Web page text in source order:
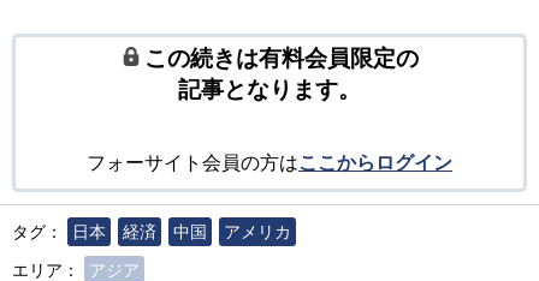
この続きは有料会員限定の
記事となります。
フォーサイト会員の方はここからログイン
タグ： 日本 経済 中国
アメリカ
エリア：
アジア